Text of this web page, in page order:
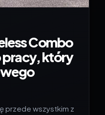
Combo
pracy, który
przede wszystkim z